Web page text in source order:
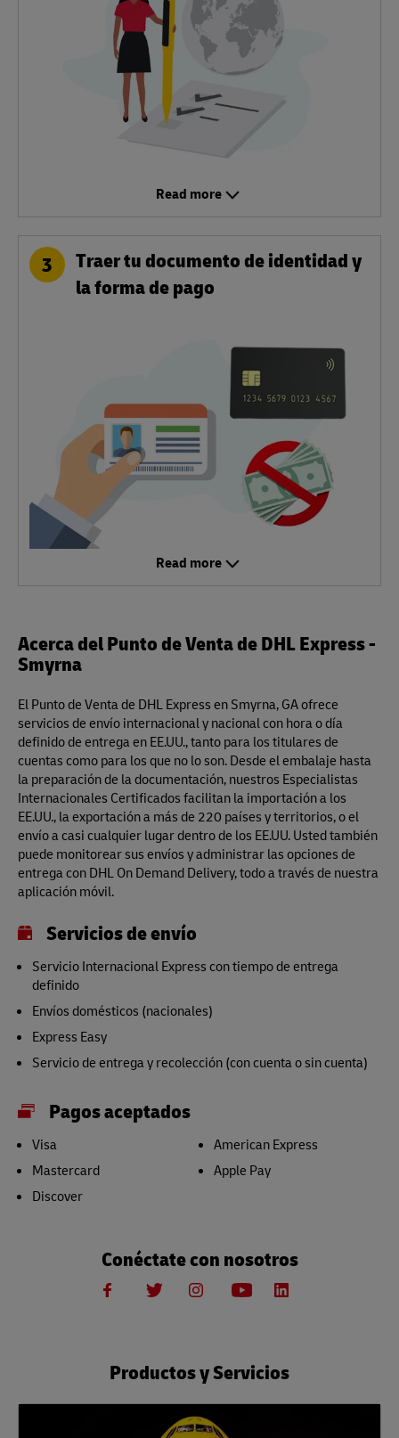
Read more
3
Traer tu documento de identidad y
la forma de pago
Read more
Acerca del Punto de Venta de DHL Express -
Smyrna
El Punto de Venta de DHL Express en Smyrna, GA ofrece
servicios de envío internacional y nacional con hora o día
definido de entrega en EE.UU., tanto para los titulares de
cuentas como para los que no lo son. Desde el embalaje hasta
la preparación de la documentación, nuestros Especialistas
Internacionales Certificados facilitan la importación a los
EE.UU., la exportación a más de 220 países y territorios, o el
envío a casi cualquier lugar dentro de los EE.UU. Usted también
puede monitorear sus envíos y administrar las opciones de
entrega con DHL On Demand Delivery, todo a través de nuestra
aplicación móvil.
Servicios de envío
Servicio Internacional Express con tiempo de entrega
definido
Envíos domésticos (nacionales)
Express Easy
Servicio de entrega y recolección (con cuenta o sin cuenta)
Pagos aceptados
Visa
Mastercard
Discover
American Express
Apple Pay
Conéctate con nosotros
Productos y Servicios